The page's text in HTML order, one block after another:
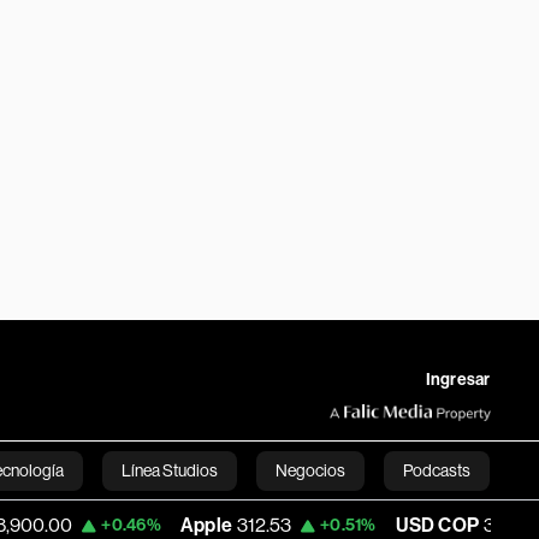
Ingresar
Línea Studios Negocios Podcasts
English
Apple 312.53 +0.51% USD COP 3,159.39 -0.52%